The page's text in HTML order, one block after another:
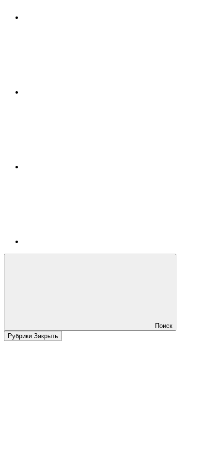
Поиск
Рубрики Закрыть